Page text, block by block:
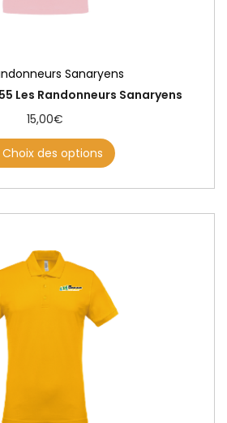
Sanaryens
Les Randonneurs Sanaryens
15,00€
Choix des options